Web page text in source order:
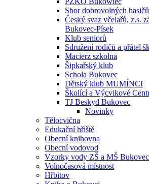
Sbor dobrovolných hasičů
Český svaz včelařů, z.s.
Bukovec-Písek
Klub seniorů
Sdružení rodičů a přátel
Macierz szkolna
Šipkařský klub
Schola Bukovec
Dětský klub MUMÍNCI
Školící a Výcvikové
TJ Beskyd Bukovec
Novinky
Tělocvična
Edukační hřiště
Obecní knihovna
Obecní vodovod
Vzorky vody ZŠ a MŠ
Volnočasová místnost
Hřbitov